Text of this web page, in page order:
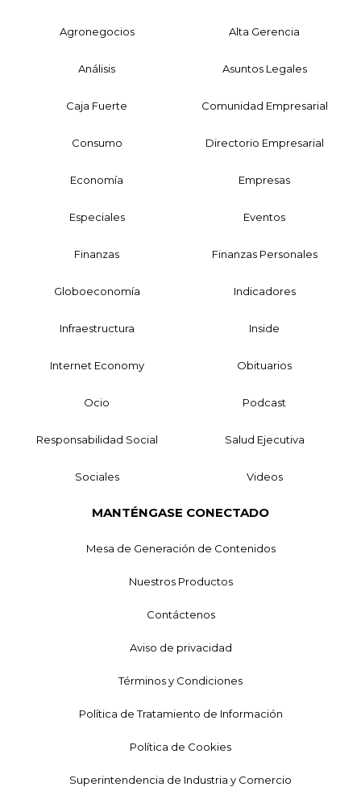
Agronegocios Alta Gerencia
Análisis Asuntos Legales
Caja Fuerte Comunidad Empresarial
Consumo Directorio Empresarial
Economía Empresas
Especiales Eventos
Finanzas Finanzas Personales
Globoeconomía Indicadores
Infraestructura Inside
Internet Economy Obituarios
Ocio Podcast
Responsabilidad Social Salud Ejecutiva
Sociales Videos
MANTÉNGASE CONECTADO
Mesa de Generación de Contenidos
Nuestros Productos
Contáctenos
Aviso de privacidad
Términos y Condiciones
Política de Tratamiento de Información
Política de Cookies
Superintendencia de Industria y Comercio